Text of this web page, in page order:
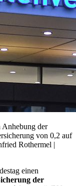
Anhebung der
von 0,2 auf
Rothermel |
einen
der